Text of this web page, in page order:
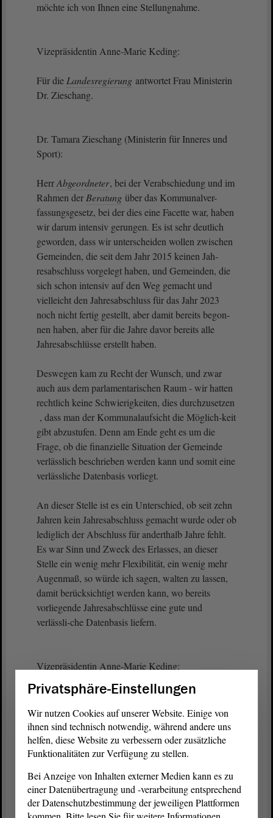
möchte ich von Ihnen eine Stellungnahme.
Vizepräsidentin Anne-Marie Keding:
Für die Landesregierung antwortet Frau Ministerin
Dr. Zieschang.
Dr. Tamara Zieschang (Ministerin für Inneres und
Sport):
HerrAbgeordneter, bei der Verabschiedung und im
Rahmen der Beratung über das Kommunalver-
fassungsgesetz, bei der dies eine Facette war, haben
wir darum intensiv gerungen. Es ist sehr deutlich
geworden, dass wir unterscheiden wollen zwischen
Gemeinden, die seit dem Jahr 2015 keinen Jah-
resabschluss vorgelegt haben, und Gemeinden, die
sich schon intensiv auf den Weg gemacht und
vielleicht den Jahresabschluss für das Jahr 2023
noch nicht fertig gestellt, aber damit bereits begon-
nen haben, aber für die Jahre davor bereits alle
Jahresabschlüsse erstellt haben.
Deswegen kam zu Recht der Wunsch, und zwar
auch aus dem parlamentarischen Raum - wir hatten
rechtlich keine Schwierigkeiten, dies durchzusetzen
, dass man der Kommunalaufsicht die Möglich-keit
gibt abzustufen. Denn am Ende geht es um die
Frage, ob die finanzielle Situation der Gemeinde
verlässlich beschrieben werden kann und somit eine
verlässliche Datenbasis vorliegt.
An dieser Stelle ist es ein Unterschied, ob seit zehn
Jahren kein Jahresabschluss gemacht wurde oder ob
lediglich der Abschluss für anderthalb Jahre fehlt.
Es war Sinn und Zweck des Erlasses, an dieser
Stelle ein wenig mehr Flexibilität, ein wenig mehr
Augenmaß, so würde ich sagen, walten zu lassen,
damit berücksichtigt werden kann, wo bereits
vorliegende Jahresabschlüsse eine gute und
verlässli-che Datenbasis liefern.
Vizepräsidentin Anne-Marie Keding:
Herr Scharfenort, eine Nachfrage?
Jan Scharfenort (AfD):
möchte ich nachfragen: Sehen Sie nicht die Gefahr,
dass, wenn das bei den Kommunen Schule macht,
die Geschwindigkeit, die Aufholgeschwindigkeit
Privatsphäre-Einstellungen
Wir nutzen Cookies auf unserer Website. Einige von
ihnen sind technisch notwendig, während andere uns
helfen, diese Website zu verbessern oder zusätzliche
Funktionalitäten zur Verfügung zu stellen.
Bei Anzeige von Inhalten externer Medien kann es zu
einer Datenübertragung und -verarbeitung entsprechend
der Datenschutzbestimmung der jeweiligen Plattformen